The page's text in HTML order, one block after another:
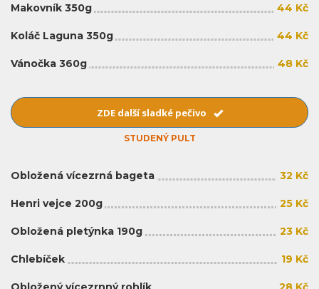
Makovník 350g 44 Kč
Koláč Laguna 350g 44 Kč
Vánočka 360g 48 Kč
ZDE další sladké pečivo
STUDENÝ PULT
Obložená vícezrná bageta 32 Kč
Henri vejce 200g 25 Kč
Obložená pletýnka 190g 23 Kč
Chlebíček 19 Kč